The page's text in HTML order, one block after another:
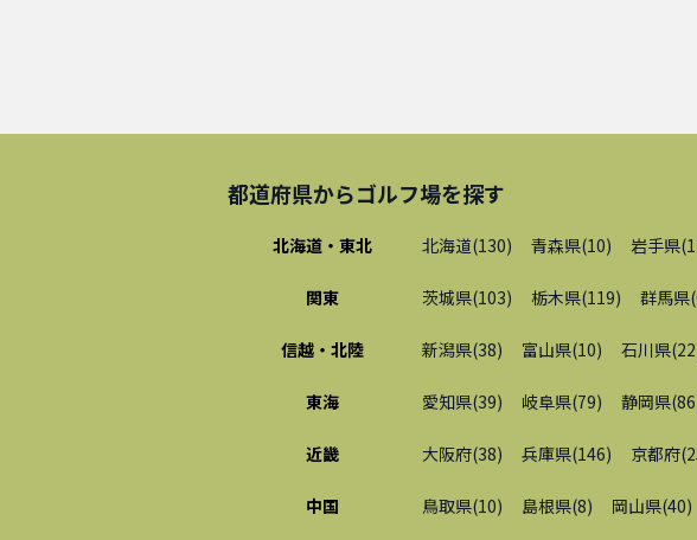
都道府県からゴルフ場を探す
北海道・東北 北海道(130) 青森県(10) 岩手県(
関東 茨城県(103) 栃木県(119) 群馬県(
信越・北陸 新潟県(38) 富山県(10) 石川県(22
東海 愛知県(39) 岐阜県(79) 静岡県(86
近畿 大阪府(38) 兵庫県(146) 京都府(
中国 鳥取県(10) 島根県(8) 岡山県(40)